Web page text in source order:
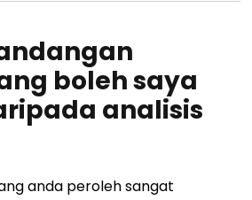
boleh saya
analisis
anda peroleh sangat